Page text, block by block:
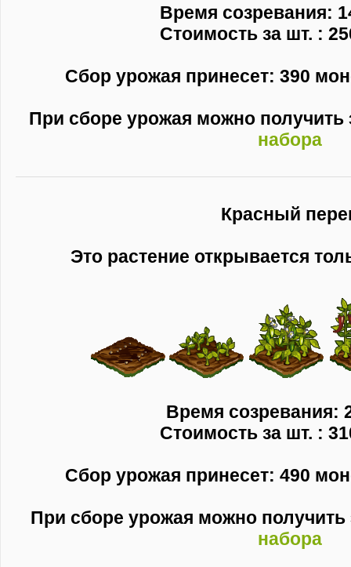
Время созревания:
Стоимость за шт. :
Сбор урожая принесет: 390
При сборе урожая можно
набора
Красный
Это растение открывается
Время созревания:
Стоимость за шт. :
Сбор урожая принесет: 490
При сборе урожая можно
набора